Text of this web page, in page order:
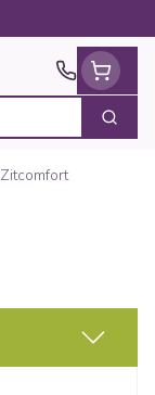
Zoek
Zitcomfort